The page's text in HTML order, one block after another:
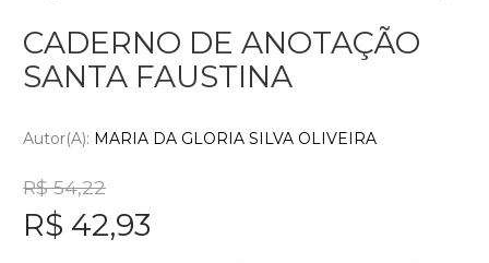
CADERNO DE ANOTAÇÃO
SANTA FAUSTINA
Autor(a): MARIA DA GLORIA SILVA OLIVEIRA
R$ 54,22
R$ 42,93